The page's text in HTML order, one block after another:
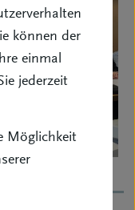
können der
einmal
jederzeit
Möglichkeit